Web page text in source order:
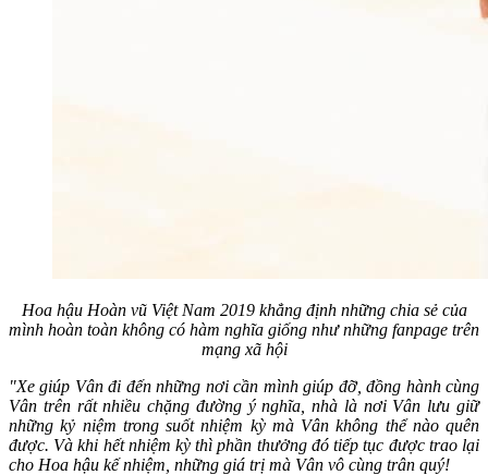
Hoa hậu Hoàn vũ Việt Nam 2019 khẳng định những chia sẻ của
mình hoàn toàn không có hàm nghĩa giống như những fanpage trên
mạng xã hội
"Xe giúp Vân đi đến những nơi cần mình giúp đỡ, đồng hành cùng
Vân trên rất nhiều chặng đường ý nghĩa, nhà là nơi Vân lưu giữ
những kỷ niệm trong suốt nhiệm kỳ mà Vân không thể nào quên
được. Và khi hết nhiệm kỳ thì phần thưởng đó tiếp tục được trao lại
cho Hoa hậu kế nhiệm, những giá trị mà Vân vô cùng trân quý!